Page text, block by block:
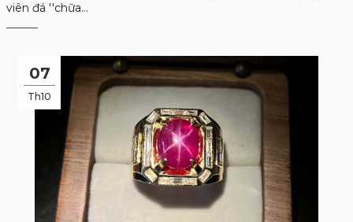
viên đá ''chữa...
07
Th10